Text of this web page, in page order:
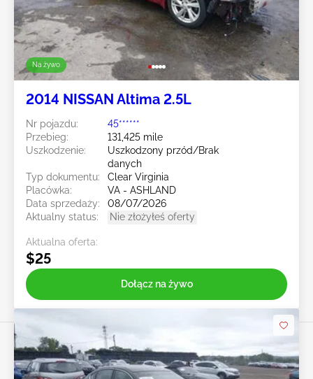
Na żywo
2014 NISSAN Altima 2.5L
Nr pojazdu:
45******
Przebieg:
131,425 mile
Uszkodzenie:
Uszkodzony przód/Brak
danych
Typ dokumentu:
Clear Virginia
Placówka:
VA - ASHLAND
Data sprzedaży:
08/07/2026
Aktualny status:
Nie złożyłeś oferty
Aktualna oferta:
$25
Dołącz na żywo